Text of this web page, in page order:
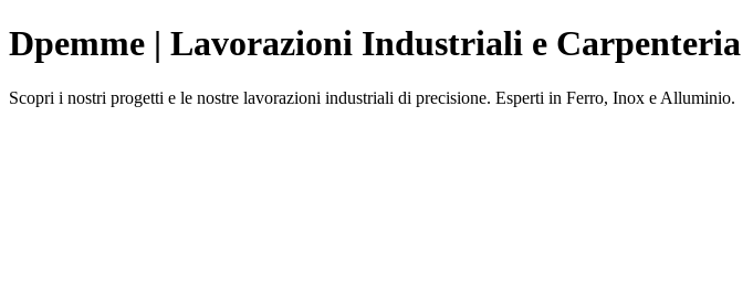
Dpemme | Lavorazioni Industriali e Carpenteria
Scopri i nostri progetti e le nostre lavorazioni industriali di precisione. Esperti in Ferro, Inox e Alluminio.